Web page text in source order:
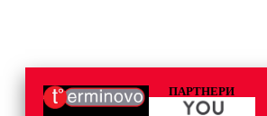
ПАРТНЕРИ